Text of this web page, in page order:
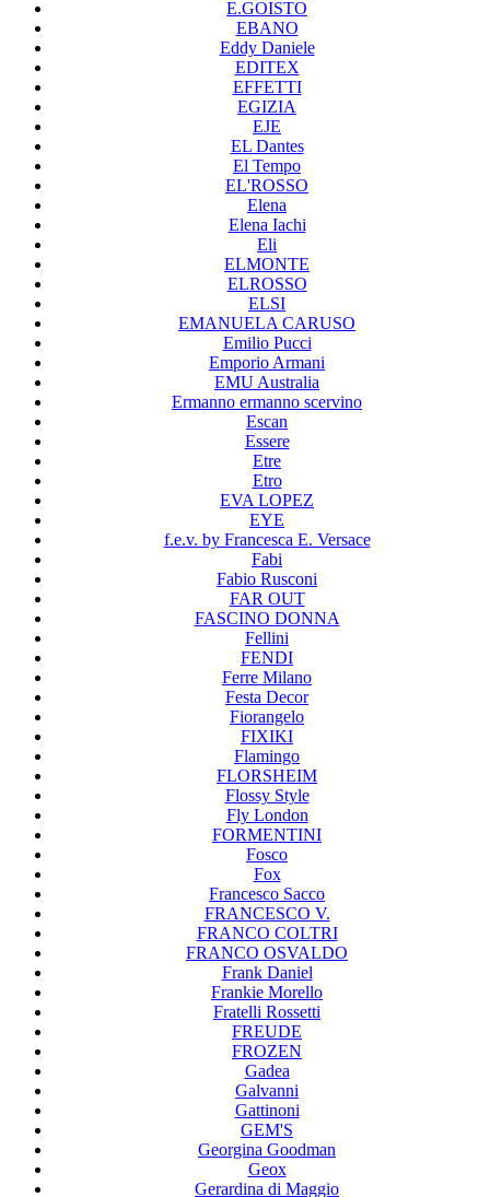
E.GOISTO
EBANO
Eddy Daniele
EDITEX
EFFETTI
EGIZIA
EJE
EL Dantes
El Tempo
EL'ROSSO
Elena
Elena Iachi
Eli
ELMONTE
ELROSSO
ELSI
EMANUELA CARUSO
Emilio Pucci
Emporio Armani
EMU Australia
Ermanno ermanno scervino
Escan
Essere
Etre
Etro
EVA LOPEZ
EYE
f.e.v. by Francesca E. Versace
Fabi
Fabio Rusconi
FAR OUT
FASCINO DONNA
Fellini
FENDI
Ferre Milano
Festa Decor
Fiorangelo
FIXIKI
Flamingo
FLORSHEIM
Flossy Style
Fly London
FORMENTINI
Fosco
Fox
Francesco Sacco
FRANCESCO V.
FRANCO COLTRI
FRANCO OSVALDO
Frank Daniel
Frankie Morello
Fratelli Rossetti
FREUDE
FROZEN
Gadea
Galvanni
Gattinoni
GEM'S
Georgina Goodman
Geox
Gerardina di Maggio